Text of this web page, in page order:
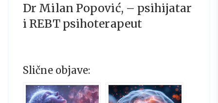
Dr Milan Popović, – psihijatar
i REBT psihoterapeut
Slične objave: